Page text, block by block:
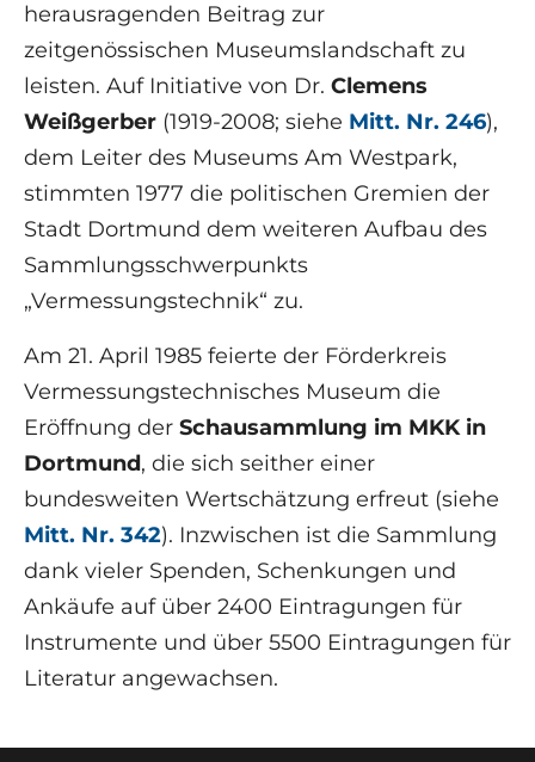
herausragenden Beitrag zur
zeitgenössischen Museumslandschaft zu
leisten. Auf Initiative von Dr. Clemens
Weißgerber (1919-2008; siehe Mitt. Nr. 246),
dem Leiter des Museums Am Westpark,
stimmten 1977 die politischen Gremien der
Stadt Dortmund dem weiteren Aufbau des
Sammlungsschwerpunkts
„Vermessungstechnik“ zu.
Am 21. April 1985 feierte der Förderkreis
Vermessungstechnisches Museum die
Eröffnung der Schausammlung im MKK in
Dortmund, die sich seither einer
bundesweiten Wertschätzung erfreut (siehe
Mitt. Nr. 342). Inzwischen ist die Sammlung
dank vieler Spenden, Schenkungen und
Ankäufe auf über 2400 Eintragungen für
Instrumente und über 5500 Eintragungen für
Literatur angewachsen.